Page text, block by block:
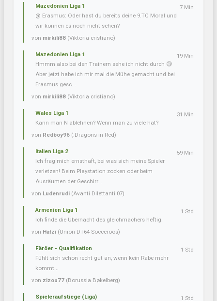
Mazedonien Liga 1
@ Erasmus: Oder hast du bereits deine 9.TC Moral und
wir können es noch nicht sehen?
von mirkili88 (Viktoria cristiano)
7 Min
Mazedonien Liga 1
Hmmm also bei den Trainern sehe ich nicht durch 😅
Aber jetzt habe ich mir mal die Mühe gemacht und bei
Erasmus gesc...
von mirkili88 (Viktoria cristiano)
19 Min
Wales Liga 1
Kann man N ablehnen? Wenn man zu viele hat?
von Redboy96 (.Dragons in Red)
31 Min
Italien Liga 2
Ich frag mich ernsthaft, bei was sich meine Spieler
verletzen! Beim Playstation zocken oder beim
Ausräumen der Geschirr...
von Ludenrudi (Avanti Dilettanti 07)
59 Min
Armenien Liga 1
Ich finde die Übernacht des gleichmachers heftig.
von Hatzi (Union DT64 Socceroos)
1 Std
Färöer - Qualifikation
Fühlt sich schon recht gut an, wenn kein Rabe mehr
kommt...
von zizou77 (Borussia Bøkelberg)
1 Std
Spieleraufstiege (Liga)
1 Std